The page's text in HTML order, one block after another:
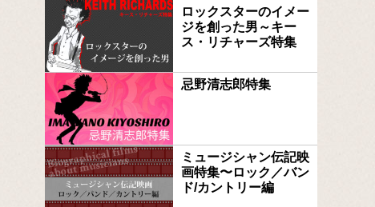
ロックスターのイメー
ジを創った男～キー
ス・リチャーズ特集
忌野清志郎特集
ミュージシャン伝記映
画特集〜ロック／バン
ド/カントリー編